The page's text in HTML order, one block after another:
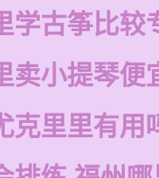
学古筝比较
卖小提琴便
克里里有用